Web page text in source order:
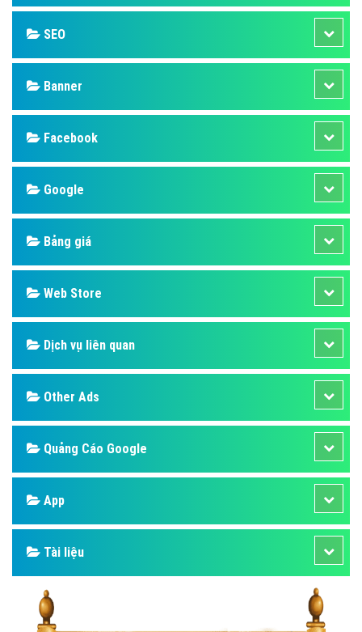
SEO
Banner
Facebook
Google
Bảng giá
Web Store
Dịch vụ liên quan
Other Ads
Quảng Cáo Google
App
Tài liệu